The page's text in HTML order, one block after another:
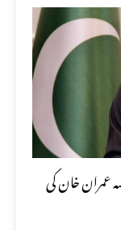
عمران خان کی